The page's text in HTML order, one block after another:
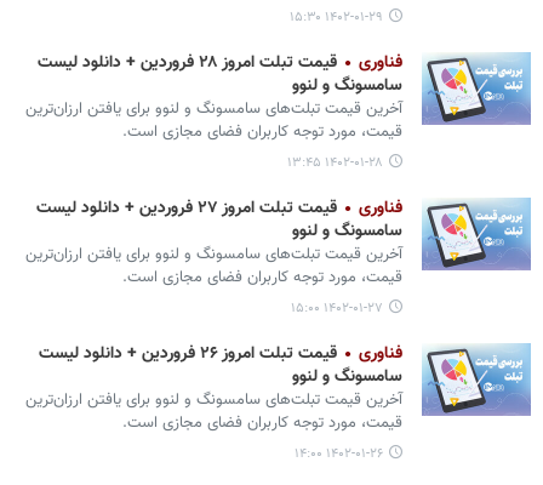
۱۴۰۲-۰۱-۲۹ ۱۵:۳۰
فناوری
قیمت تبلت امروز ۲۸ فروردین + دانلود لیست
سامسونگ و لنوو
آخرین قیمت تبلت‌های سامسونگ و لنوو برای یافتن ارزان‌ترین
قیمت، مورد توجه کاربران فضای مجازی است.
۱۴۰۲-۰۱-۲۸ ۱۳:۴۵
فناوری
قیمت تبلت امروز ۲۷ فروردین + دانلود لیست
سامسونگ و لنوو
آخرین قیمت تبلت‌های سامسونگ و لنوو برای یافتن ارزان‌ترین
قیمت، مورد توجه کاربران فضای مجازی است.
۱۴۰۲-۰۱-۲۷ ۱۵:۰۰
فناوری
قیمت تبلت امروز ۲۶ فروردین + دانلود لیست
سامسونگ و لنوو
آخرین قیمت تبلت‌های سامسونگ و لنوو برای یافتن ارزان‌ترین
قیمت، مورد توجه کاربران فضای مجازی است.
۱۴۰۲-۰۱-۲۶ ۱۴:۰۰